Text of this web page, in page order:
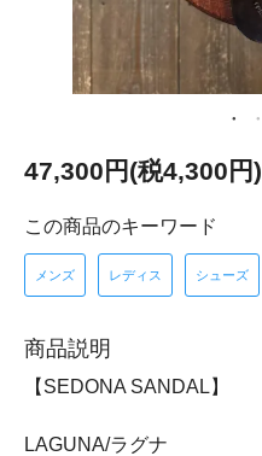
47,300円(税4,300円)
この商品のキーワード
メンズ レディス シューズ
商品説明
【SEDONA SANDAL】
LAGUNA/ラグナ